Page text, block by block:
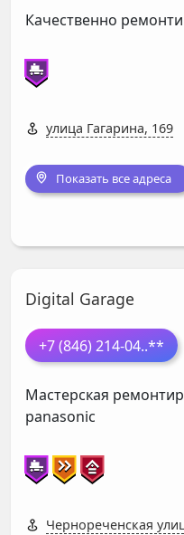
Качественно
улица Гагарина, 169
Показать все адреса
Digital Garage
+7 (846) 214-04..**
Мастерская
panasonic
Чернореченская